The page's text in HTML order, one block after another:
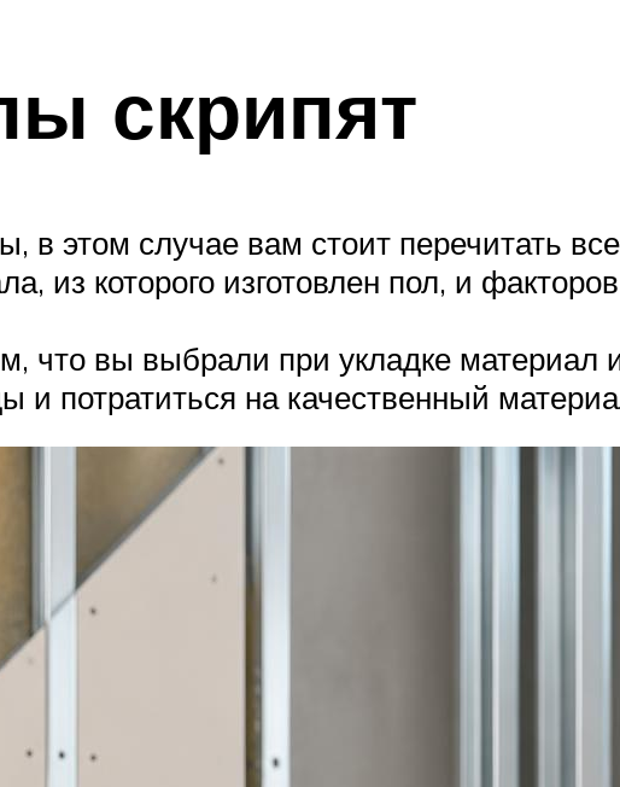
скрипят
в этом случае вам стоит перечитать
из которого изготовлен пол, и
что вы выбрали при укладке материал
и потратиться на качественный